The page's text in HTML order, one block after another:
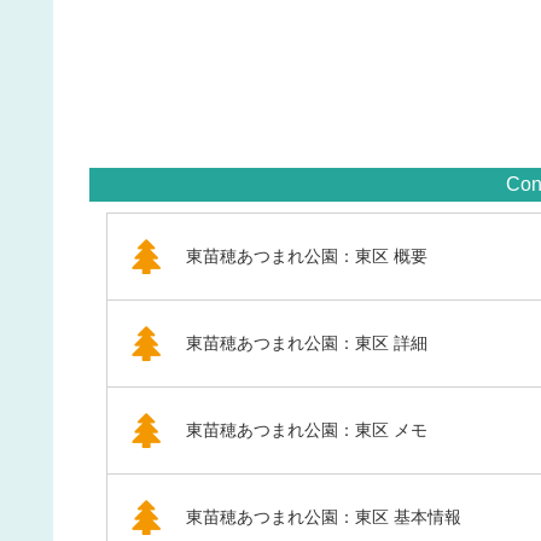
東苗穂あつまれ公園：東区 概要
東苗穂あつまれ公園：東区 詳細
東苗穂あつまれ公園：東区 メモ
東苗穂あつまれ公園：東区 基本情報